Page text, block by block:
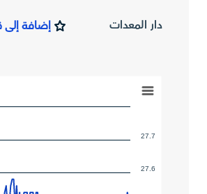
دار المعدات إضافة إلى
27.6
27.7